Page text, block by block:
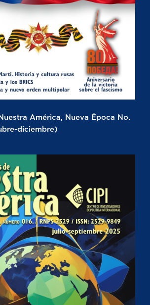
América, Nueva Época No.
diciembre)